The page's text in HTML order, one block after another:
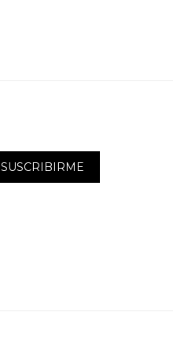
SUSCRIBIRME